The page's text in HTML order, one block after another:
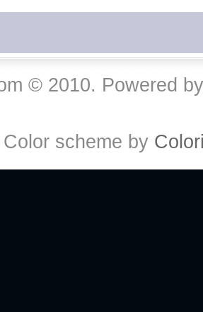
! Je me fais un petit après
© 2010. Powered
Color scheme by